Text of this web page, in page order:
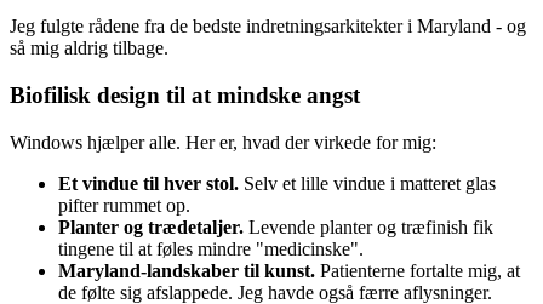
Jeg fulgte rådene fra de bedste indretningsarkitekter i Maryland - og
så mig aldrig tilbage.
Biofilisk design til at mindske angst
Windows hjælper alle. Her er, hvad der virkede for mig:
Et vindue til hver stol. Selv et lille vindue i matteret glas
pifter rummet op.
Planter og trædetaljer. Levende planter og træfinish fik
tingene til at føles mindre "medicinske".
Maryland-landskaber til kunst. Patienterne fortalte mig, at
de følte sig afslappede. Jeg havde også færre aflysninger.